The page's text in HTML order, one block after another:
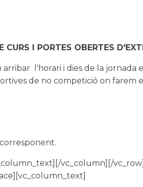
CURS I PORTES OBERTES D'
l'horari i dies de la jornada
de no competició on
vc_column][/